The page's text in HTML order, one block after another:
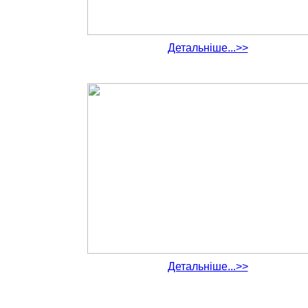
Детальніше...>>
Детальніше...>>